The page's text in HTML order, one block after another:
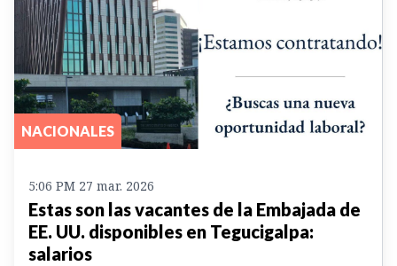
NACIONALES
5:06 PM 27 mar. 2026
Estas son las vacantes de la Embajada de
EE. UU. disponibles en Tegucigalpa:
salarios